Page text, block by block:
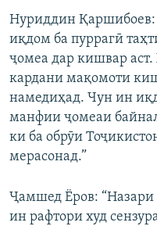
Нуриддин
иқдом ба пуррагӣ
ҷомеа дар кишвар аст.
кардани мақомоти
намедиҳад. Чун ин
манфии ҷомеаи
ки ба обрӯи
мерасонад.”
Ҷамшед Ёров:
ин рафтори худ